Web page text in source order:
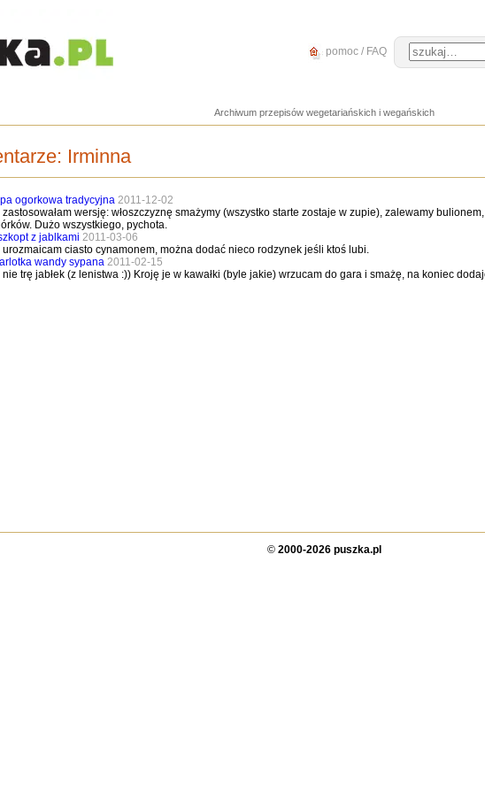
pomoc / FAQ
Archiwum przepisów wegetariańskich i wegańskich
Irminna
ogorkowa tradycyjna 2011-12-02
zastosowałam wersję: włoszczyznę smażymy (wszystko starte zostaje w zupie), zalewamy
Dużo wszystkiego, pychota.
z jablkami 2011-03-06
urozmaicam ciasto cynamonem, można dodać nieco rodzynek jeśli ktoś lubi.
wandy sypana 2011-02-15
nie trę jabłek (z lenistwa :)) Kroję je w kawałki (byle jakie) wrzucam do gara i smażę, na koniec
© 2000-2026 puszka.pl